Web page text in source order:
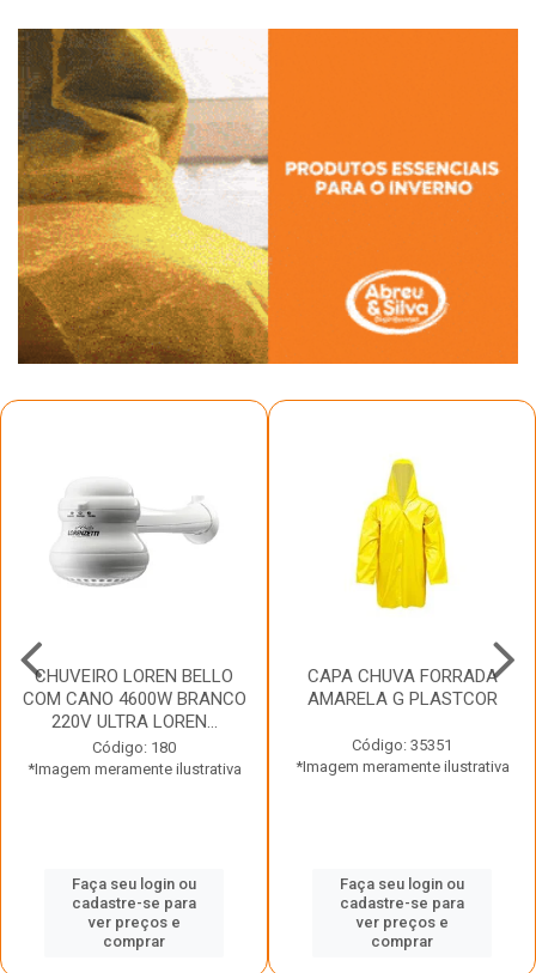
CHUVEIRO LOREN BELLO
COM CANO 4600W BRANCO
220V ULTRA LOREN...
Código: 180
*Imagem meramente ilustrativa
Faça seu login ou
cadastre-se para
ver preços e
comprar
CAPA CHUVA FORRADA
AMARELA G PLASTCOR
Código: 35351
*Imagem meramente ilustrativa
Faça seu login ou
cadastre-se para
ver preços e
comprar